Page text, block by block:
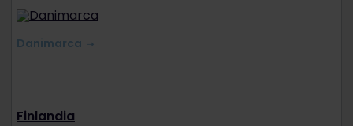
Danimarca
Finlandia